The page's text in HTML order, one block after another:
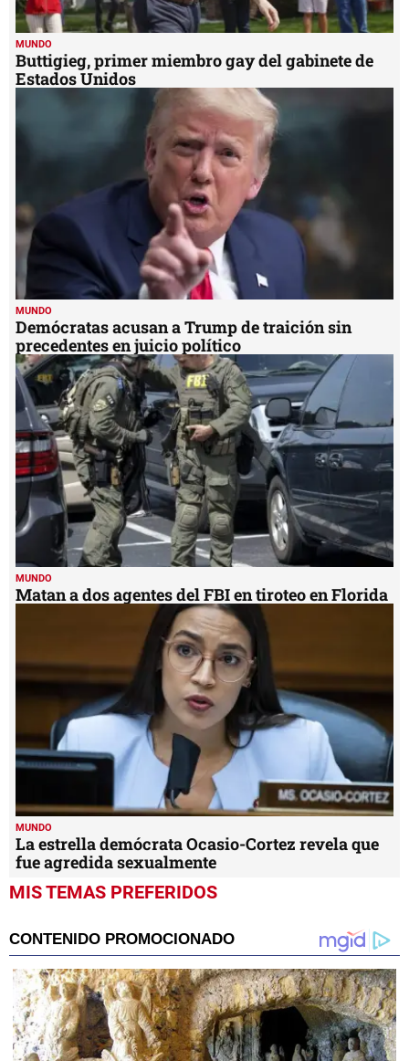
MUNDO
Buttigieg, primer miembro gay del gabinete de
Estados Unidos
MUNDO
Demócratas acusan a Trump de traición sin
precedentes en juicio político
MUNDO
Matan a dos agentes del FBI en tiroteo en Florida
MUNDO
La estrella demócrata Ocasio-Cortez revela que
fue agredida sexualmente
MIS TEMAS PREFERIDOS